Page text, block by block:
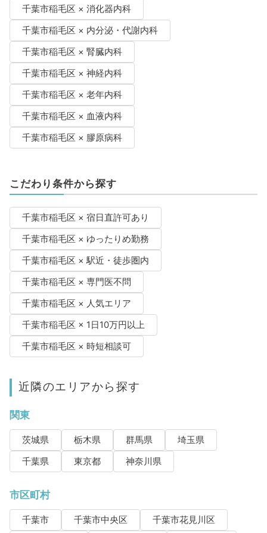
千葉市稲毛区 × 消化器内科
千葉市稲毛区 × 内分泌・代謝内科
千葉市稲毛区 × 腎臓内科
千葉市稲毛区 × 神経内科
千葉市稲毛区 × 老年内科
千葉市稲毛区 × 血液内科
千葉市稲毛区 × 膠原病科
こだわり条件から探す
千葉市稲毛区 × 宿日直許可あり
千葉市稲毛区 × ゆったりめ勤務
千葉市稲毛区 × 駅近・徒歩圏内
千葉市稲毛区 × 専門医不問
千葉市稲毛区 × 人気エリア
千葉市稲毛区 × 1日10万円以上
千葉市稲毛区 × 時短相談可
近隣のエリアから探す
関東
茨城県 栃木県 群馬県
埼玉県
千葉県
東京都 神奈川県
市区町村
千葉市 千葉市中央区
千葉市花見川区